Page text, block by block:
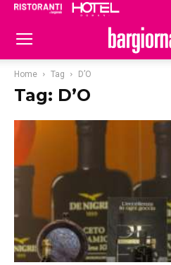
Home Tag D’O
Tag: D’O